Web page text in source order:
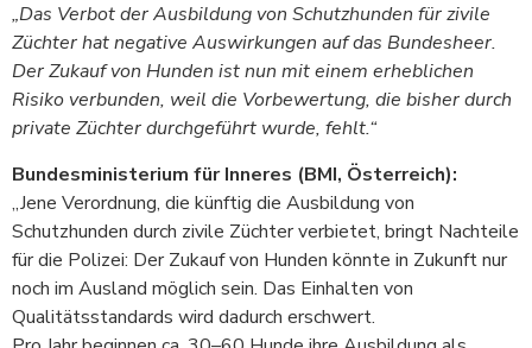
„Das Verbot der Ausbildung von Schutzhunden für zivile
Züchter hat negative Auswirkungen auf das Bundesheer.
Der Zukauf von Hunden ist nun mit einem erheblichen
Risiko verbunden, weil die Vorbewertung, die bisher durch
private Züchter durchgeführt wurde, fehlt.“
Bundesministerium für Inneres (BMI, Österreich):
„Jene Verordnung, die künftig die Ausbildung von
Schutzhunden durch zivile Züchter verbietet, bringt Nachteile
für die Polizei: Der Zukauf von Hunden könnte in Zukunft nur
noch im Ausland möglich sein. Das Einhalten von
Qualitätsstandards wird dadurch erschwert.